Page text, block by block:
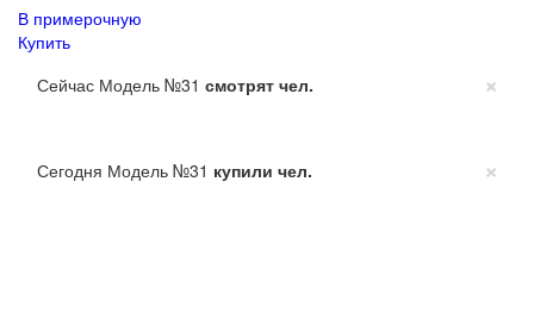
В примерочную
Купить
×
Сейчас Модель №31 смотрят чел.
×
Сегодня Модель №31 купили чел.